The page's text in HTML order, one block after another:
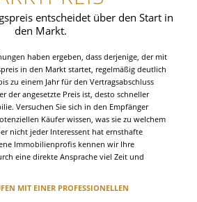
entscheidet über den Start in
den Markt.
haben ergeben, dass derjenige, der mit
in den Markt startet, regelmäßig deutlich
zu einem Jahr für den Vertragsabschluss
der angesetzte Preis ist, desto schneller
Versuchen Sie sich in den Empfänger
Käufer wissen, was sie zu welchem
nicht jeder Interessent hat ernsthafte
Immobilienprofis kennen wir Ihre
eine direkte Ansprache viel Zeit und
MIT EINER PROFESSIONELLEN